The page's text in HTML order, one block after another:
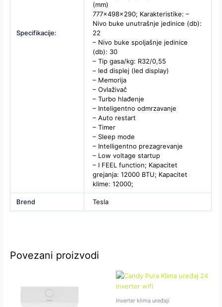
Specifikacije:
(mm)
777×498×290; Karakteristike: –
Nivo buke unutrašnje jedinice (db):
22
– Nivo buke spoljašnje jedinice
(db): 30
– Tip gasa/kg: R32/0,55
– led displej (led display)
– Memorija
– Ovlaživač
– Turbo hlađenje
– Inteligentno odmrzavanje
– Auto restart
– Timer
– Sleep mode
– Intelligentno prezagrevanje
– Low voltage startup
– I FEEL function; Kapacitet
grejanja: 12000 BTU; Kapacitet
klime: 12000;
Brend Tesla
Povezani proizvodi
Inverter klima uređaji